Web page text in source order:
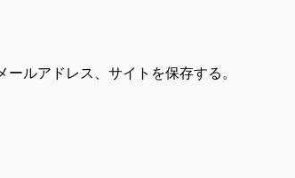
ルアドレス、サイトを保存する。